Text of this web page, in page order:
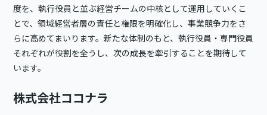
度を、執行役員と並ぶ経営チームの中核として運用していくこ
とで、領域経営者層の責任と権限を明確化し、事業競争力をさ
らに高めてまいります。新たな体制のもと、執行役員・専門役員
それぞれが役割を全うし、次の成長を牽引することを期待して
います。
株式会社ココナラ